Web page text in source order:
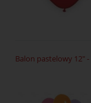
Balon pastelowy 12"